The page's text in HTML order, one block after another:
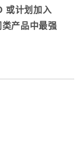
或计划加入
产品中最强